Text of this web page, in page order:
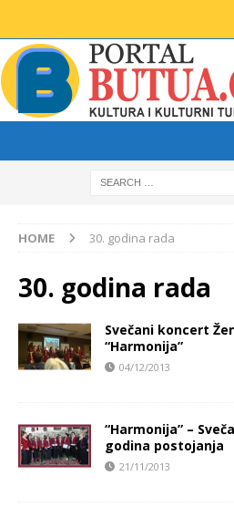
HOME 30. godina rada
30. godina rada
Svečani koncert
“Harmonija”
04/12/2013
“Harmonija” –
godina postojanja
21/11/2013